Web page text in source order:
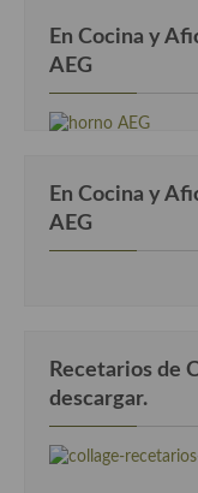
En Cocina y
AEG
En Cocina y
AEG
Recetarios de
descargar.